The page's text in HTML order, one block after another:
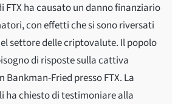
FTX ha causato un danno finanziario
con effetti che si sono riversati
settore delle criptovalute. Il popolo
di risposte sulla cattiva
Bankman-Fried presso FTX. La
ha chiesto di testimoniare alla